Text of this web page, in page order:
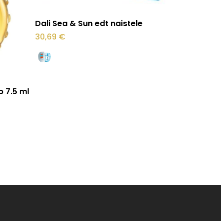
7.5 ml
Vali
mitu
Dali Sea & Sun edt naistele
30,69 €